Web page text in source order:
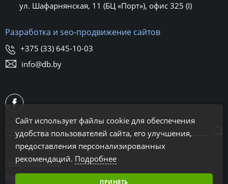
ул. Шафарнянская, 11 (БЦ «Порт»), офис 325 (I)
Разработка и seo-продвижение сайтов
+375 (33) 645-10-03
info@db.by
Политика cookies
Выбор настроек cookies
Сайт использует файлы cookie для обеспечения
удобства пользователей сайта, его улучшения,
предоставления персонализированных
рекомендаций. Подробнее
ПРИНЯТЬ